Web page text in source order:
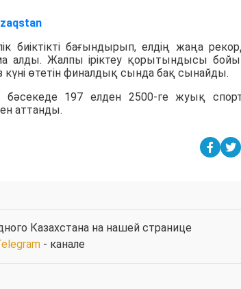
биіктікті бағындырып, елдің жаңа
алды. Жалпы іріктеу қорытындысы
өтетін финалдық сында бақ сынайды.
бәсекеде 197 елден 2500-ге жуық
аттанды.
Казахстана на нашей странице
- канале